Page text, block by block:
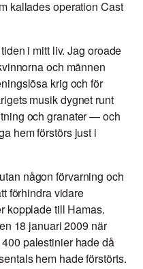
kallades operation Cast
i mitt liv. Jag oroade
och männen
krig och för
musik dygnet runt
och granater — och
hem förstörs just i
någon förvarning och
förhindra vidare
kopplade till Hamas.
18 januari 2009 när
palestinier hade då
hem hade förstörts.